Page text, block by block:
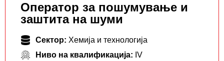
Оператор за пошумување и
заштита на шуми
Сектор: Хемија и технологија
Ниво на квалификација: IV